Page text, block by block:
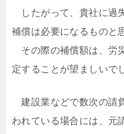
したがって、貴社に過
補償は必要になるものと
その際の補償額は、労
定することが望ましいで
建設業などで数次の請
われている場合には、元